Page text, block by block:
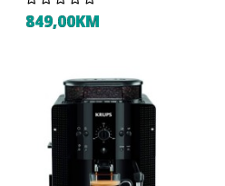
849,00KM